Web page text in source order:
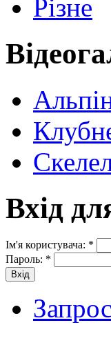
Різне
Вхід
Ім'я користувача: *
Пароль: *